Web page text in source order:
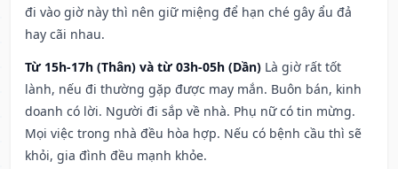
đi vào giờ này thì nên giữ miệng để hạn ché gây ẩu đả
hay cãi nhau.
Từ 15h-17h (Thân) và từ 03h-05h (Dần) Là giờ rất tốt
lành, nếu đi thường gặp được may mắn. Buôn bán, kinh
doanh có lời. Người đi sắp về nhà. Phụ nữ có tin mừng.
Mọi việc trong nhà đều hòa hợp. Nếu có bệnh cầu thì sẽ
khỏi, gia đình đều mạnh khỏe.